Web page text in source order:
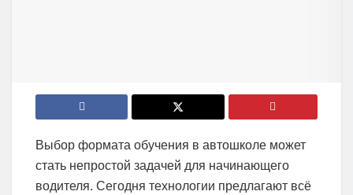
Выбор формата обучения в автошколе может
стать непростой задачей для начинающего
водителя. Сегодня технологии предлагают всё